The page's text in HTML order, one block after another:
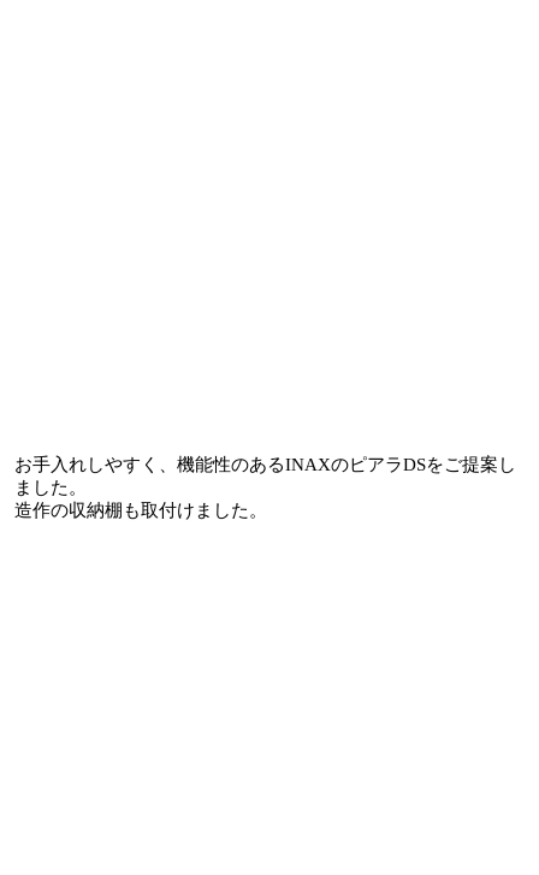
お手入れしやすく、機能性のあるINAXのピアラDSをご提案し
ました。
造作の収納棚も取付けました。